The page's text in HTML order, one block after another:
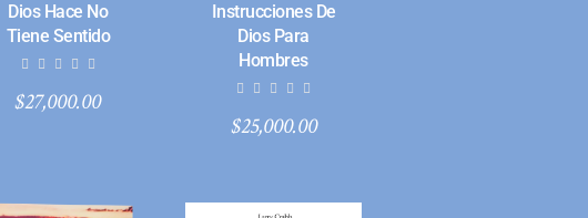
Dios Hace No
Tiene Sentido
$27,000.00
Instrucciones De
Dios Para
Hombres
$25,000.00